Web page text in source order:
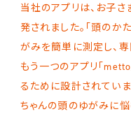
当社のアプリは、お子
発されました。「頭のか
がみを簡単に測定し、
もう一つのアプリ「
るために設計されてい
ちゃんの頭のゆがみに